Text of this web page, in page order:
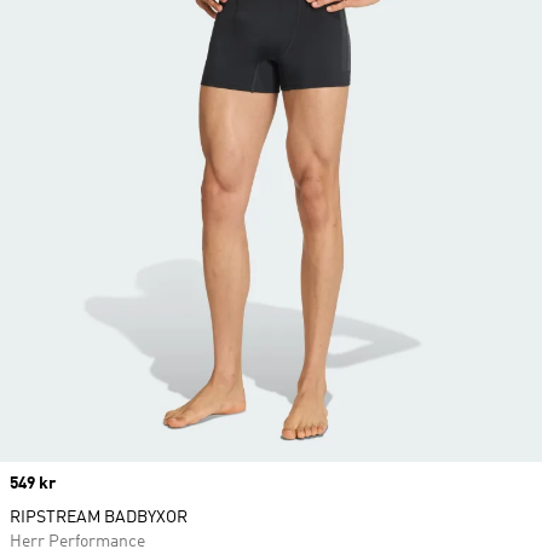
Price
549 kr
RIPSTREAM BADBYXOR
Herr Performance